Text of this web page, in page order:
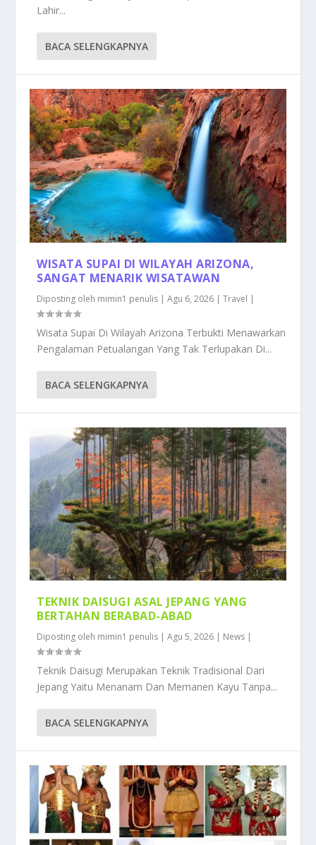
Lahir...
BACA SELENGKAPNYA
WISATA SUPAI DI WILAYAH ARIZONA,
SANGAT MENARIK WISATAWAN
Diposting oleh mimin1 penulis |Agu 6, 2026 |Travel |
Wisata Supai Di Wilayah Arizona Terbukti Menawarkan
Pengalaman Petualangan Yang Tak Terlupakan Di...
BACA SELENGKAPNYA
TEKNIK DAISUGI ASAL JEPANG YANG
BERTAHAN BERABAD-ABAD
Diposting oleh mimin1 penulis |Agu 5, 2026 | News |
Teknik Daisugi Merupakan Teknik Tradisional Dari
Jepang Yaitu Menanam Dan Memanen Kayu Tanpa...
BACA SELENGKAPNYA